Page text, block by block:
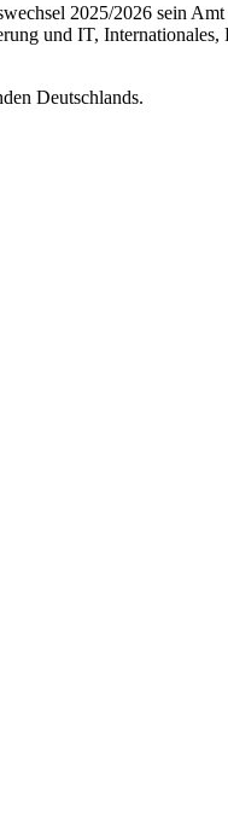
2025/2026 sein
und IT, Internationales,
Deutschlands.